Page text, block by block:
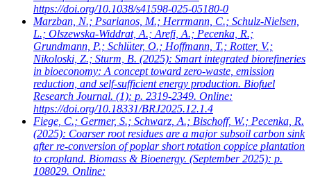
https://doi.org/10.1038/s41598-025-05180-0
Marzban, N.; Psarianos, M.; Herrmann, C.; Schulz-Nielsen,
L.; Olszewska-Widdrat, A.; Arefi, A.; Pecenka, R.;
Grundmann, P.; Schlüter, O.; Hoffmann, T.; Rotter, V.;
Nikoloski, Z.; Sturm, B. (2025): Smart integrated biorefineries
in bioeconomy: A concept toward zero-waste, emission
reduction, and self-sufficient energy production. Biofuel
Research Journal. (1): p. 2319-2349. Online:
https://doi.org/10.18331/BRJ2025.12.1.4
Fiege, C.; Germer, S.; Schwarz, A.; Bischoff, W.; Pecenka, R.
(2025): Coarser root residues are a major subsoil carbon sink
after re-conversion of poplar short rotation coppice plantation
to cropland. Biomass & Bioenergy. (September 2025): p.
108029. Online: